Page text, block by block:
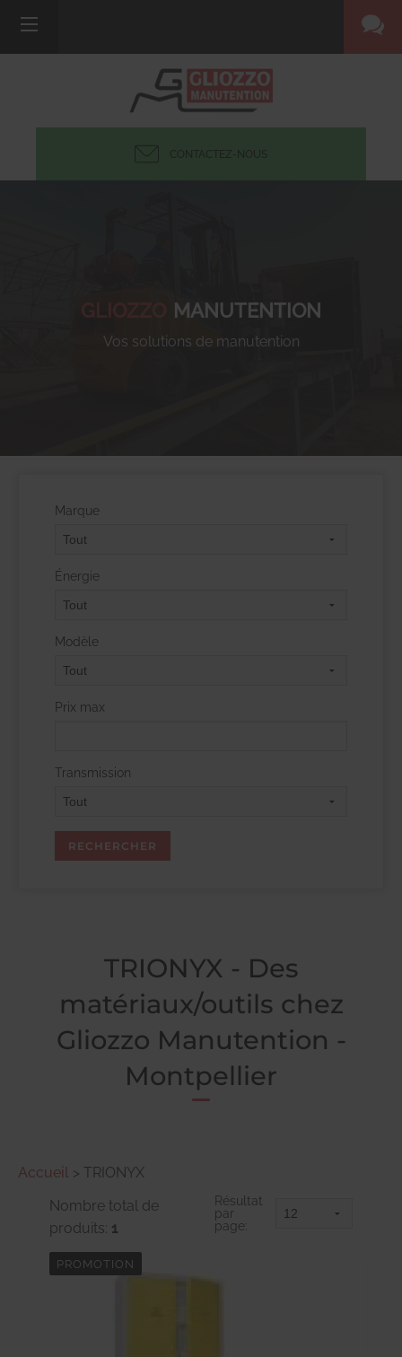
CONTACTEZ-NOUS
GLIOZZO MANUTENTION
Vos solutions de manutention
Marque
Énergie
Modèle
Prix max
Transmission
TRIONYX - Des
matériaux/outils chez
Gliozzo Manutention -
Montpellier
Accueil > TRIONYX
Nombre total de
produits: 1
Résultat
par
page:
PROMOTION